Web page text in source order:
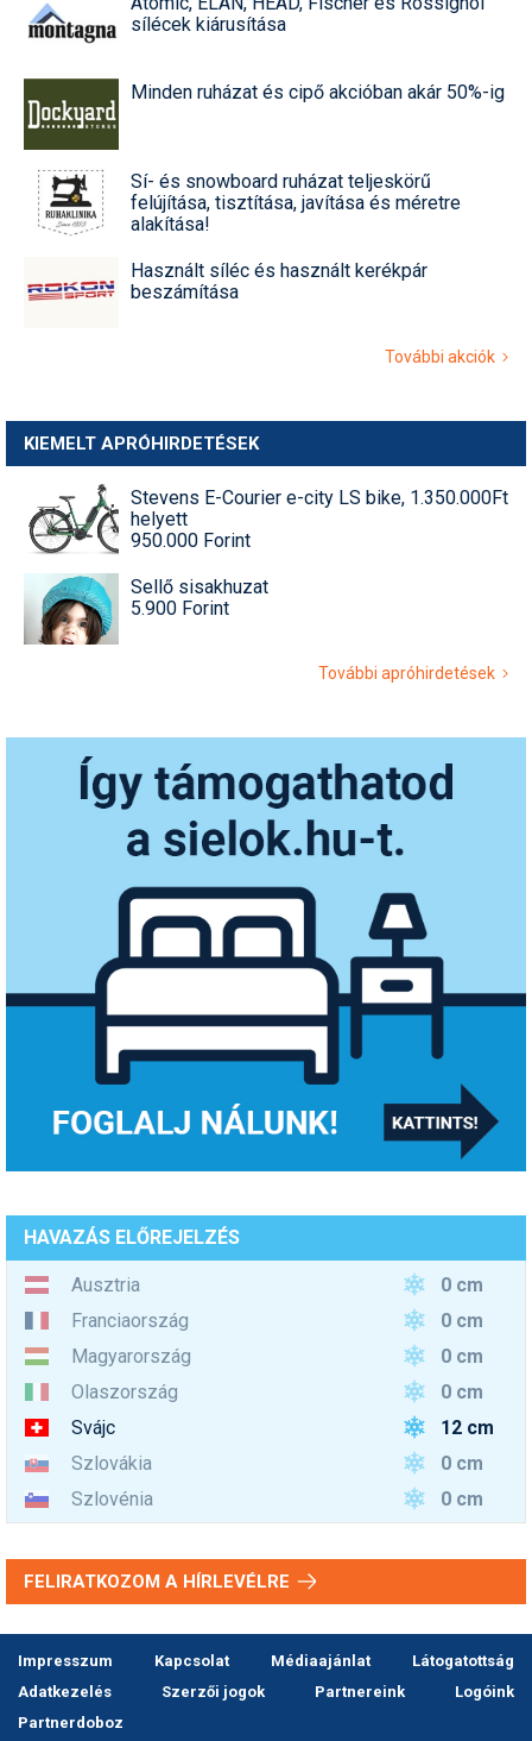
sílécek kiárusítása
Minden ruházat és cipő akcióban akár 50%-ig
Sí- és snowboard ruházat teljeskörű
felújítása, tisztítása, javítása és méretre
alakítása!
Használt síléc és használt kerékpár
beszámítása
További akciók
KIEMELT APRÓHIRDETÉSEK
Stevens E-Courier e-city LS bike, 1.350.000Ft
helyett
950.000 Forint
Sellő sisakhuzat
5.900 Forint
További apróhirdetések
HAVAZÁS ELŐREJELZÉS
Ausztria
0 cm
Franciaország
0 cm
Magyarország
0 cm
Olaszország
0 cm
Svájc
12 cm
Szlovákia
0 cm
Szlovénia
0 cm
FELIRATKOZOM A HÍRLEVÉLRE
Impresszum Kapcsolat Médiaajánlat
Látogatottság
Adatkezelés
Szerzői jogok Partnereink
Logóink
Partnerdoboz